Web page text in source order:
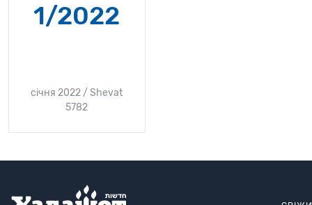
1/2022
січня 2022 / Shevat
5782